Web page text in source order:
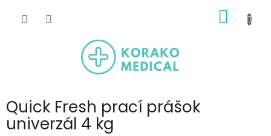
KOŠÍK
Quick Fresh prací prášok
univerzál 4 kg